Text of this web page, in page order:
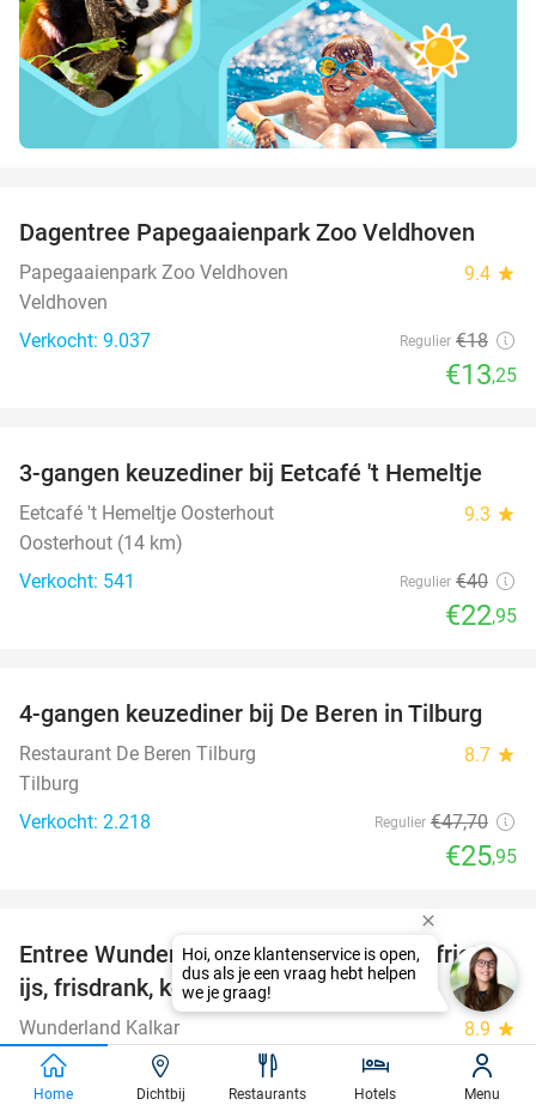
26%
Dagentree Papegaaienpark Zoo Veldhoven
Papegaaienpark Zoo Veldhoven 9.4 star
Veldhoven
Verkocht: 9.037
Regulier €18
€13,25
43%
3-gangen keuzediner bij Eetcafé 't Hemeltje
Eetcafé 't Hemeltje Oosterhout 9.3 star
Oosterhout (14 km)
Verkocht: 541
Regulier €40
€22,95
46%
4-gangen keuzediner bij De Beren in Tilburg
Restaurant De Beren Tilburg 8.7 star
Tilburg
Verkocht: 2.218
Regulier €47,70
€25,95
32%
Entree Wunderland Kalkar + onbeperkt friet,
ijs, frisdrank, koffie, thee en softijs
Wunderland Kalkar 8.9 star
Kalkar
Verkocht: 27.332
Regulier ,50
Home Dichtbij Restaurants Hotels Menu